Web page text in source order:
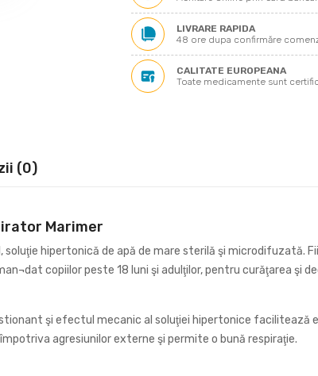
LIVRARE RAPIDA
48 ore dupa confirmăre
CALITATE EUROPEANA
Toate medicamente sunt
(0)
Marimer
hipertonică de apă de mare sterilă şi microdifuzată.
copiilor peste 18 luni şi adulţilor, pentru curăţarea şi
şi efectul mecanic al soluţiei hipertonice facilitează
agresiunilor externe şi permite o bună respiraţie.